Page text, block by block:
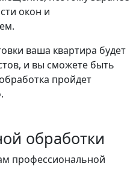
окон и
ваша квартира будет
и вы сможете быть
пройдет
обработки
профессиональной